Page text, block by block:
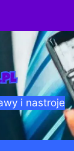
i nastroje